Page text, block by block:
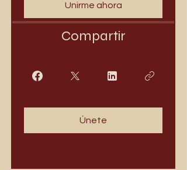
Unirme ahora
Compartir
Únete